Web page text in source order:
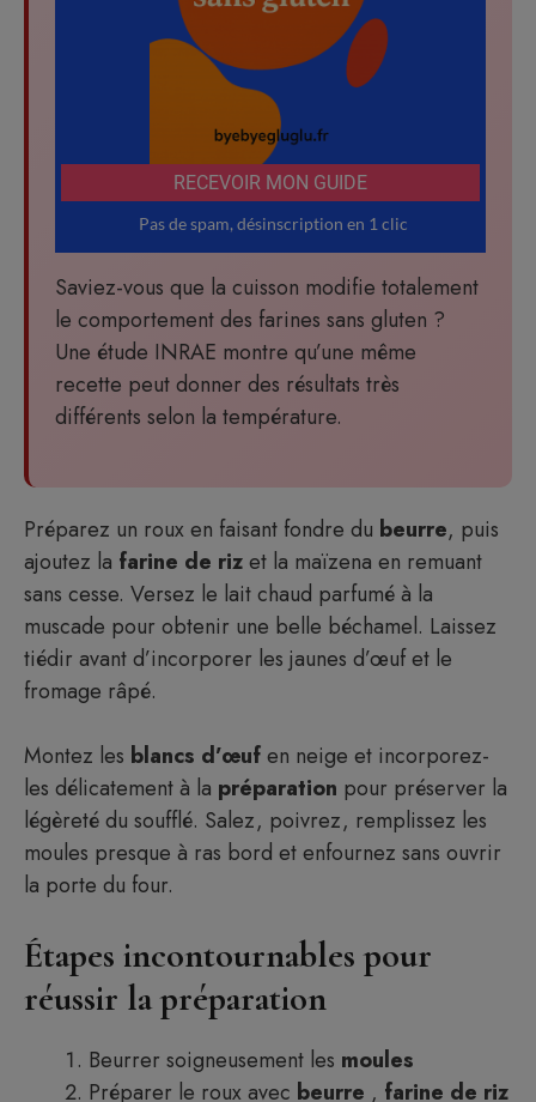
Saviez-vous que la cuisson modifie totalement
le comportement des farines sans gluten ?
Une étude INRAE montre qu’une même
recette peut donner des résultats très
différents selon la température.
Préparez un roux en faisant fondre du beurre, puis
ajoutez la farine de rizet la maïzena en remuant
sans cesse. Versez le lait chaud parfumé à la
muscade pour obtenir une belle béchamel. Laissez
tiédir avant d’incorporer les jaunes d’œuf et le
fromage râpé.
Montez les blancs d’œufen neige et incorporez-
les délicatement à la préparation pour préserver la
légèreté du soufflé. Salez, poivrez, remplissez les
moules presque à ras bord et enfournez sans ouvrir
la porte du four.
Étapes incontournables pour
réussir la préparation
Beurrer soigneusement les moules
Préparer le roux avec beurre , farine de riz